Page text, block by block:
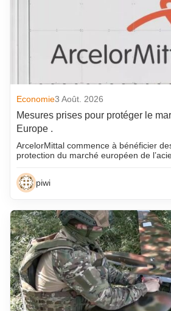
Economie3 Août. 2026
Mesures prises pour protéger le
Europe .
ArcelorMittal commence à bénéficier
protection du marché européen de
piwi